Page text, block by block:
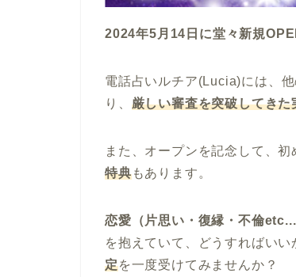
2024年5月14日に堂々新規
電話占いルチア(Lucia)には、
り、 厳しい審査を突破してき
また、オープンを記念して、
特典もあります。
恋愛（片思い・復縁・不倫
を抱えていて、どうすればい
定を一度受けてみませんか？